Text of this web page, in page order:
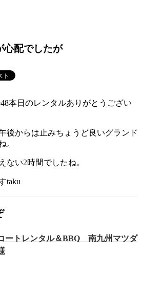
配でしたが
本日のレンタルありがとうござい
後からは止みちょうど良いグランド
。
ない2時間でしたね。
taku
ートレンタル＆BBQ 南九州マツダ